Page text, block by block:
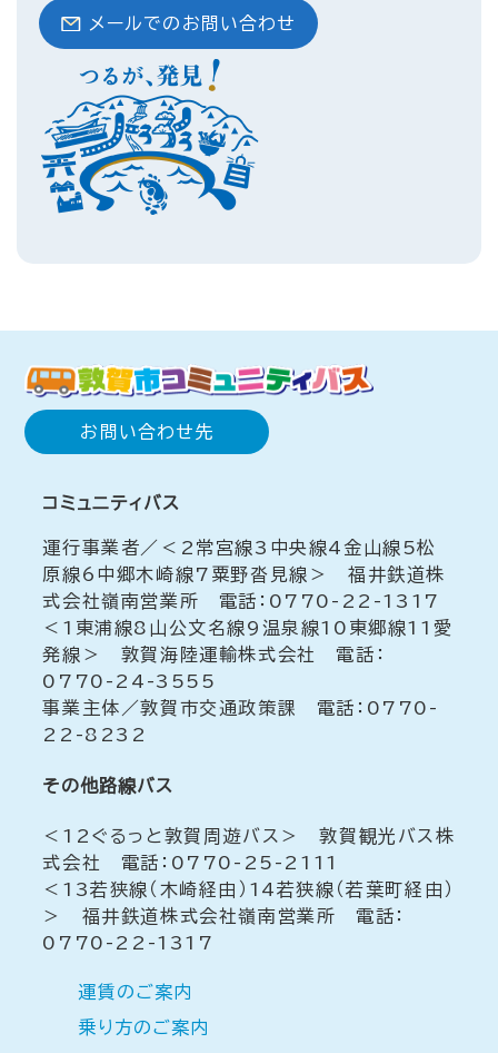
メールでのお問い合わせ
お問い合わせ先
コミュニティバス
運行事業者／＜2常宮線3中央線4金山線5松
原線6中郷木崎線7粟野沓見線＞ 福井鉄道株
式会社嶺南営業所 電話：0770-22-1317
＜1東浦線8山公文名線9温泉線10東郷線11愛
発線＞ 敦賀海陸運輸株式会社 電話：
0770-24-3555
事業主体／敦賀市交通政策課 電話：0770-
22-8232
その他路線バス
＜12ぐるっと敦賀周遊バス＞ 敦賀観光バス株
式会社 電話：0770-25-2111
＜13若狭線（木崎経由）14若狭線（若葉町経由）
＞ 福井鉄道株式会社嶺南営業所 電話：
0770-22-1317
運賃のご案内
乗り方のご案内